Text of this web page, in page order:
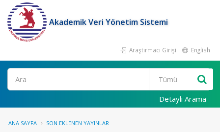
Akademik Veri Yönetim Sistemi
Araştırmacı Girişi English
Ara
Detaylı Arama
ANA SAYFA SON EKLENEN YAYINLAR